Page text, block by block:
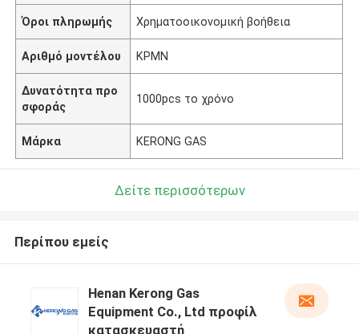
Όροι πληρωμής Χρηματοοικονομική βοήθεια
Αριθμό μοντέλου ΚΡΜΝ
Δυνατότητα προ
σφοράς
1000pcs το χρόνο
Μάρκα KERONG GAS
Δείτε περισσότερων
Περίπου εμείς
Henan Kerong Gas
Equipment Co., Ltd προφίλ
κατασκευαστή